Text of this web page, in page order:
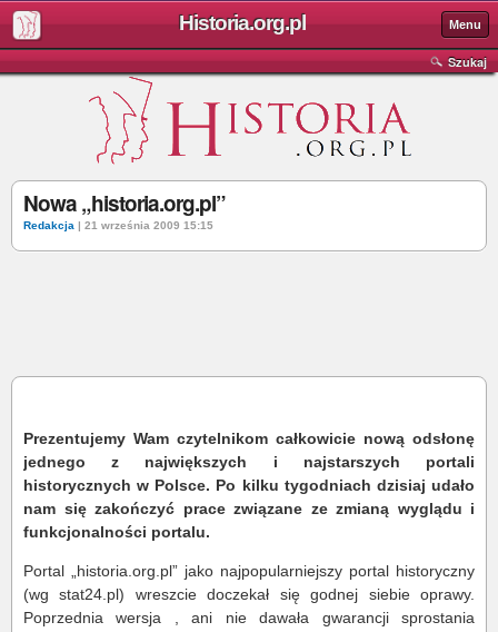
Historia.org.pl Menu
Szukaj
Nowa „historia.org.pl”
Redakcja | 21 września 2009 15:15
Prezentujemy Wam czytelnikom całkowicie nową odsłonę
jednego z największych i najstarszych portali
historycznych w Polsce. Po kilku tygodniach dzisiaj udało
nam się zakończyć prace związane ze zmianą wyglądu i
funkcjonalności portalu.
Portal „historia.org.pl” jako najpopularniejszy portal historyczny
(wg stat24.pl) wreszcie doczekał się godnej siebie oprawy.
Poprzednia wersja , ani nie dawała gwarancji sprostania